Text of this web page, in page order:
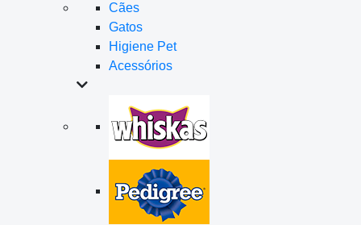
Cães
Gatos
Higiene Pet
Acessórios